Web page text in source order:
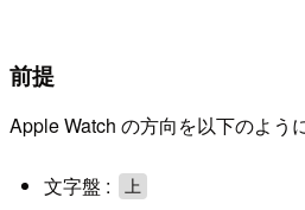
前提
Apple Watch の方向を以下のよう
文字盤 : 上